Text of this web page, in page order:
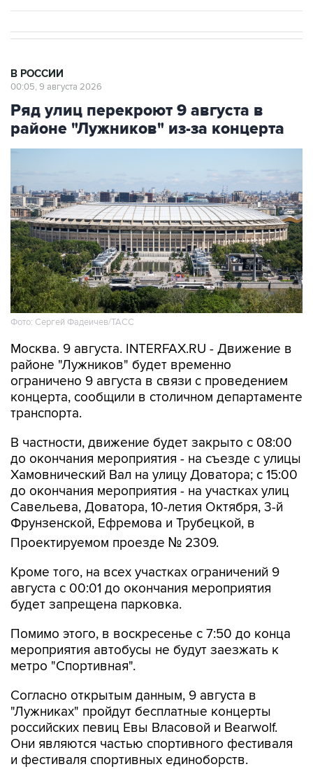
В РОССИИ
00:05, 9 августа 2026
Ряд улиц перекроют 9 августа в
районе "Лужников" из-за концерта
Фото: Сергей Фадеичев/ТАСС
Москва. 9 августа. INTERFAX.RU - Движение в
районе "Лужников" будет временно
ограничено 9 августа в связи с проведением
концерта, сообщили в столичном департаменте
транспорта.
В частности, движение будет закрыто с 08:00
до окончания мероприятия - на съезде с улицы
Хамовнический Вал на улицу Доватора; с 15:00
до окончания мероприятия - на участках улиц
Савельева, Доватора, 10-летия Октября, 3-й
Фрунзенской, Ефремова и Трубецкой, в
Проектируемом проезде № 2309.
Кроме того, на всех участках ограничений 9
августа с 00:01 до окончания мероприятия
будет запрещена парковка.
Помимо этого, в воскресенье с 7:50 до конца
мероприятия автобусы не будут заезжать к
метро "Спортивная".
Согласно открытым данным, 9 августа в
"Лужниках" пройдут бесплатные концерты
российских певиц Евы Власовой и Bearwolf.
Они являются частью спортивного фестиваля
и фестиваля спортивных единоборств.